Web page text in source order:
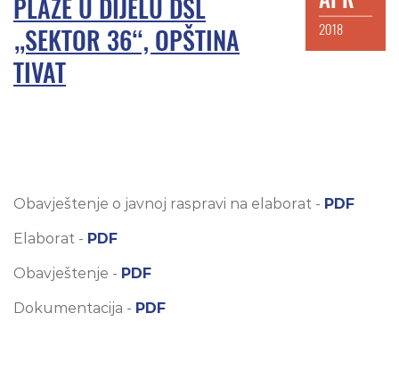
PLAŽE U DIJELU DSL
„SEKTOR 36“, OPŠTINA
TIVAT
2018
Obavještenje o javnoj raspravi na elaborat - PDF
Elaborat - PDF
Obavještenje - PDF
Dokumentacija - PDF